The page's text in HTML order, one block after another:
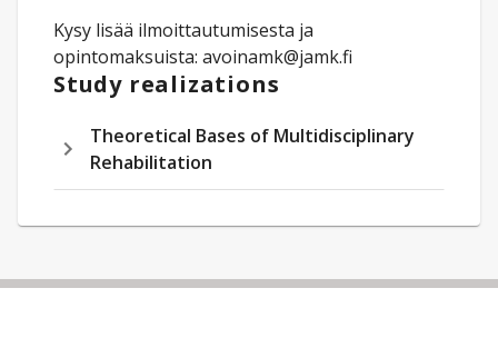
Kysy lisää ilmoittautumisesta ja
opintomaksuista: avoinamk@jamk.fi
Study realizations
Theoretical Bases of Multidisciplinary
Rehabilitation